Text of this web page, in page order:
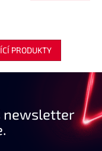
PRODUKTY
newsletter